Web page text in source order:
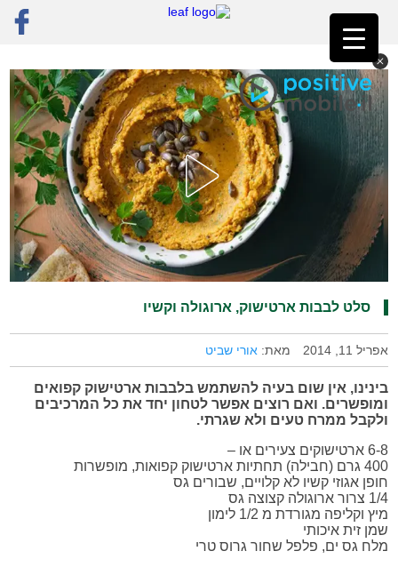
ראשי»רק מתכונים סלט לבבות ארטישוק, ארוגולה וקשיו
סלט לבבות ארטישוק, ארוגולה וקשיו
אפריל 11, 2014 מאת: אורי שביט
בינינו, אין שום בעיה להשתמש בלבבות ארטישוק קפואים
ומופשרים. ואם רוצים אפשר לטחון יחד את כל המרכיבים
ולקבל ממרח טעים ולא שגרתי.
6-8 ארטישוקים צעירים או –
400 גרם (חבילה) תחתיות ארטישוק קפואות, מופשרות
חופן אגוזי קשיו לא קלויים, שבורים גס
1/4 צרור ארוגולה קצוצה גס
מיץ וקליפה מגורדת מ 1/2 לימון
שמן זית איכותי
מלח גס ים, פלפל שחור גרוס טרי